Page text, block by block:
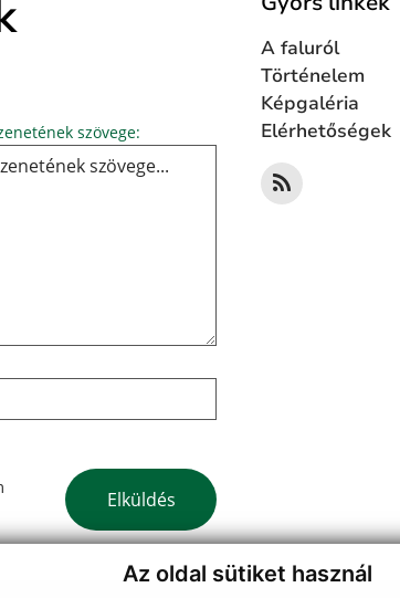
Az oldal sütiket használ
szövege: Üzenetének szövege...
Google reCaptcha Response
Elküldés
A faluról
Történelem
Képgaléria
Elérhetőségek